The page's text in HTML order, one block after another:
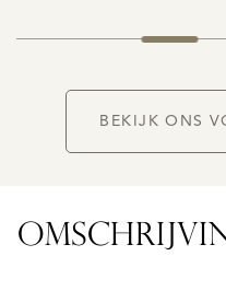
BEKIJK ONS